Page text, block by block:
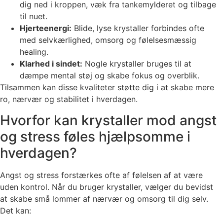
dig ned i kroppen, væk fra tankemylderet og tilbage
til nuet.
Hjerteenergi: Blide, lyse krystaller forbindes ofte
med selvkærlighed, omsorg og følelsesmæssig
healing.
Klarhed i sindet: Nogle krystaller bruges til at
dæmpe mental støj og skabe fokus og overblik.
Tilsammen kan disse kvaliteter støtte dig i at skabe mere
ro, nærvær og stabilitet i hverdagen.
Hvorfor kan krystaller mod angst
og stress føles hjælpsomme i
hverdagen?
Angst og stress forstærkes ofte af følelsen af at være
uden kontrol. Når du bruger krystaller, vælger du bevidst
at skabe små lommer af nærvær og omsorg til dig selv.
Det kan: